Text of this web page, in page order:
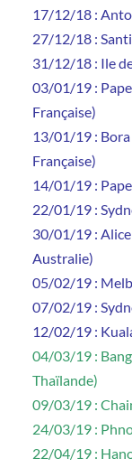
17/12/18 :
27/12/18 :
31/12/18 : Ile
03/01/19 :
Française)
13/01/19 :
Française)
14/01/19 :
22/01/19 :
30/01/19 :
Australie)
05/02/19 :
07/02/19 :
12/02/19 :
04/03/19 :
Thaïlande)
09/03/19 :
24/03/19 :
22/04/19 :